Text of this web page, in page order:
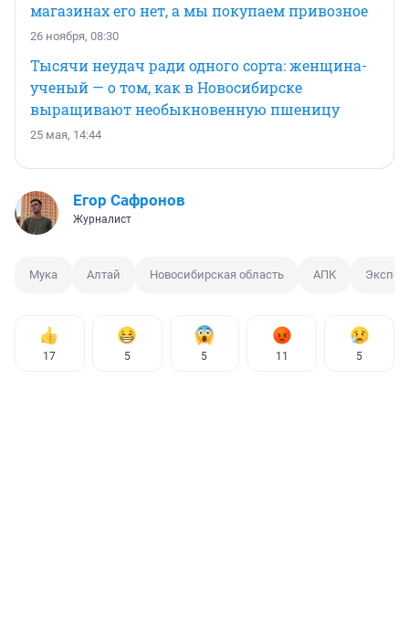
магазинах его нет, а мы покупаем привозное
26 ноября, 08:30
Тысячи неудач ради одного сорта: женщина-
ученый — о том, как в Новосибирске
выращивают необыкновенную пшеницу
25 мая, 14:44
Егор Сафронов
Журналист
Мука Алтай Новосибирская область АПК
17 5 5 11 5